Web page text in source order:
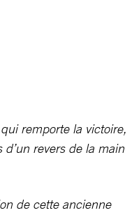
remporte la victoire,
revers de la main
de cette ancienne